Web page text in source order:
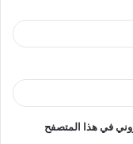
في هذا المتصفح